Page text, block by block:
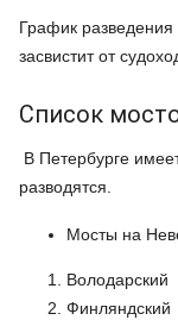
График разведения
засвистит от
Список
В Петербурге
разводятся.
Мосты на
Володарский
Финляндский